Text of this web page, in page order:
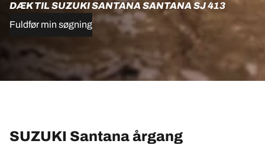
DÆK TIL SUZUKI SANTANA SANTANA SJ 413
Fuldfør min søgning
SUZUKI Santana årgang